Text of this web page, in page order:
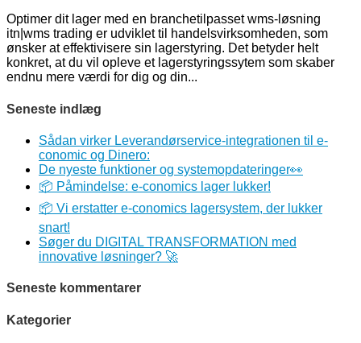
Optimer dit lager med en branchetilpasset wms-løsning
itn|wms trading er udviklet til handelsvirksomheden, som
ønsker at effektivisere sin lagerstyring. Det betyder helt
konkret, at du vil opleve et lagerstyringssytem som skaber
endnu mere værdi for dig og din...
Seneste indlæg
Sådan virker Leverandørservice-integrationen til e-
conomic og Dinero:
De nyeste funktioner og systemopdateringer👀
📦 Påmindelse: e-conomics lager lukker!
📦 Vi erstatter e-conomics lagersystem, der lukker
snart!
Søger du DIGITAL TRANSFORMATION med
innovative løsninger? 🚀
Seneste kommentarer
Kategorier